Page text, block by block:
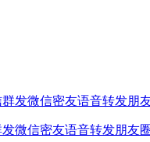
微信密友语音转发朋友